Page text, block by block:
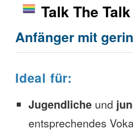
Talk The Talk
Anfänger mit
Ideal für:
Jugendliche und
entsprechendes